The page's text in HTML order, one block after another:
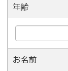
年齢
お名前